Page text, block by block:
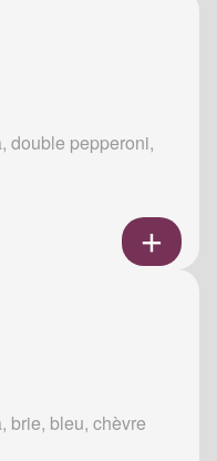
double pepperoni,
brie, bleu, chèvre